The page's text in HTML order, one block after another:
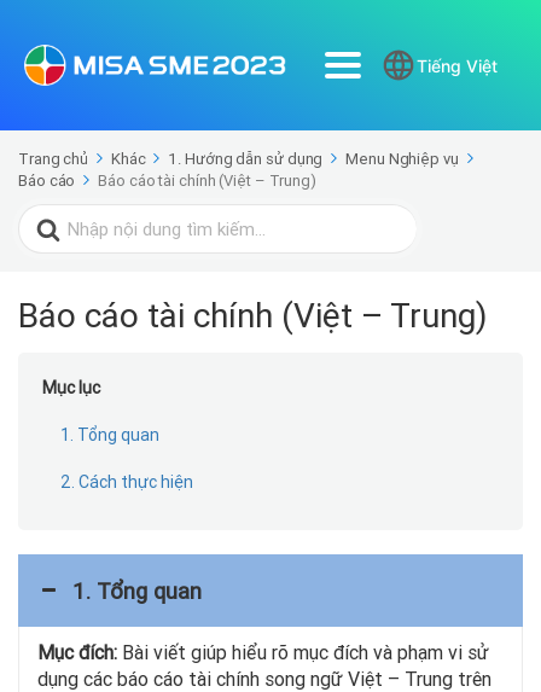
Tiếng Việt
Trang chủ Khác 1. Hướng dẫn sử dụng
Menu Nghiệp vụ
Báo cáo
Báo cáo tài chính (Việt – Trung)
Search
for:
Báo cáo tài chính (Việt – Trung)
Mục lục
1. Tổng quan
2. Cách thực hiện
1. Tổng quan
Mục đích: Bài viết giúp hiểu rõ mục đích và phạm vi sử
dụng các báo cáo tài chính song ngữ Việt – Trung trên